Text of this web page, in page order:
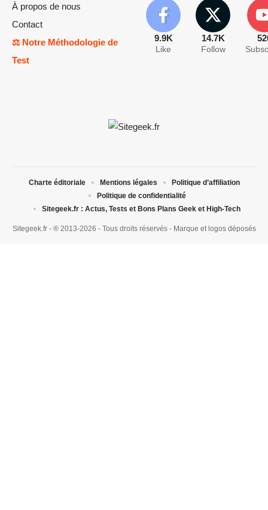
À propos de nous
Contact
⚖️ Notre Méthodologie de
Test
9.9K
Like
14.7K
Follow
Sitegeek.fr - ® 2013-2026 - Tous droits réservés - Marque et logos déposés
Charte éditoriale Mentions légales
Politique d’affiliation
Politique de confidentialité
Sitegeek.fr : Actus, Tests et Bons Plans Geek et High-Tech